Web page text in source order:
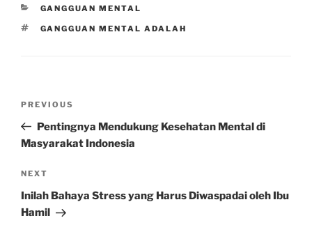
CATEGORIES
GANGGUAN MENTAL
TAGS
GANGGUAN MENTAL ADALAH
Previous
Post
PREVIOUS
Pentingnya Mendukung Kesehatan Mental di
Masyarakat Indonesia
Next
Post
NEXT
Inilah Bahaya Stress yang Harus Diwaspadai oleh Ibu
Hamil